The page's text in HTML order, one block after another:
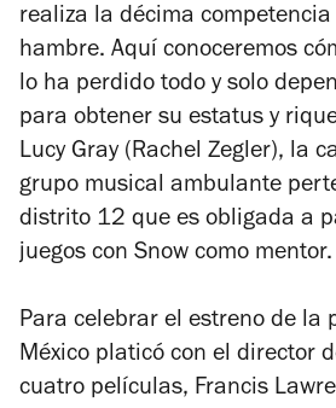
realiza la décima competencia
hambre. Aquí conoceremos
lo ha perdido todo y solo
para obtener su estatus y
Lucy Gray (Rachel Zegler), la
grupo musical ambulante
distrito 12 que es obligada a
juegos con Snow como mentor.
Para celebrar el estreno de la
México platicó con el director
cuatro películas, Francis